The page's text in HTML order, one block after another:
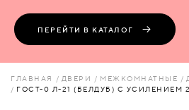
ПЕРЕГОРОДКИ
ПЕРЕЙТИ В КАТАЛОГ
ГЛАВНАЯ ДВЕРИ МЕЖКОМНАТНЫЕ
ГОСТ-0 Л-21 (БЕЛДУБ) С УСИЛЕНИЕМ